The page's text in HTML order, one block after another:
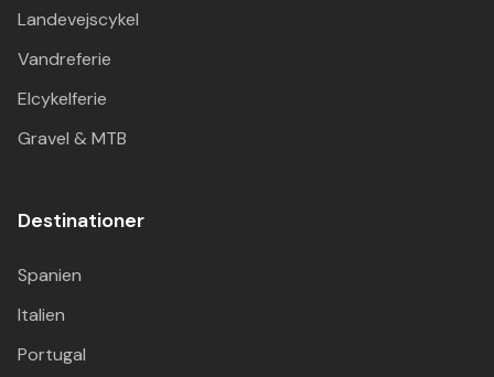
Landevejscykel
Vandreferie
Elcykelferie
Gravel & MTB
Destinationer
Spanien
Italien
Portugal